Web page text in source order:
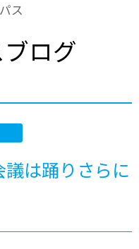
ス
ログ
は踊りさらに